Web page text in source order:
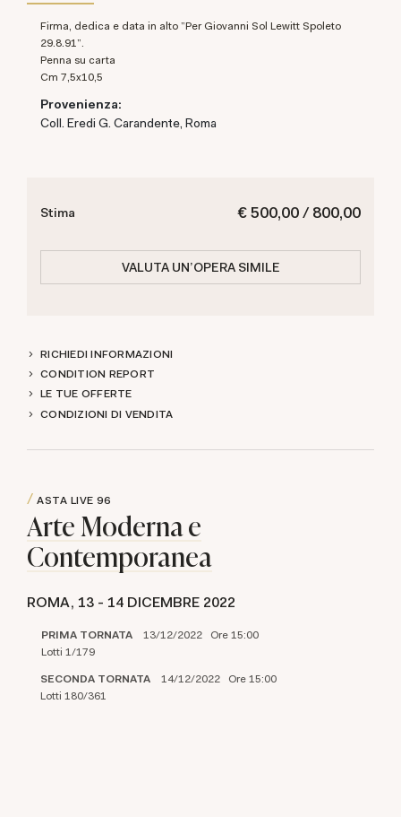
Firma, dedica e data in alto "Per Giovanni Sol Lewitt Spoleto
29.8.91".
Penna su carta
cm 7,5x10,5
Provenienza:
Coll. Eredi G. Carandente, Roma
€ 500,00 / 800,00
Stima
VALUTA UN'OPERA SIMILE
RICHIEDI INFORMAZIONI
CONDITION REPORT
LE TUE OFFERTE
CONDIZIONI DI VENDITA
ASTA LIVE 96
Arte Moderna e
Contemporanea
ROMA, 13 - 14 DICEMBRE 2022
PRIMA TORNATA 13/12/2022 Ore 15:00
Lotti 1/179
SECONDA TORNATA 14/12/2022 Ore 15:00
Lotti 180/361